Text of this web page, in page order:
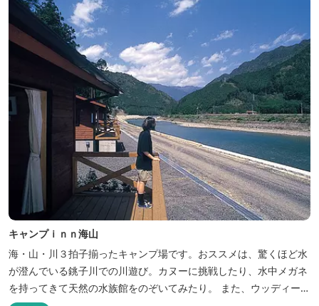
キャンプｉｎｎ海山
海・山・川３拍子揃ったキャンプ場です。おススメは、驚くほど水
が澄んでいる銚子川での川遊び。カヌーに挑戦したり、水中メガネ
を持ってきて天然の水族館をのぞいてみたり。 また、ウッディーク